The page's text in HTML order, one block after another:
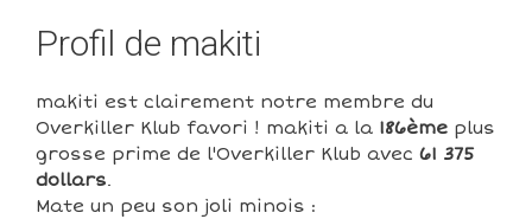
Profil de makiti
makiti est clairement notre membre du
Overkiller Klub favori ! makiti a la 186ème plus
grosse prime de l'Overkiller Klub avec 61 375
dollars.
Mate un peu son joli minois :